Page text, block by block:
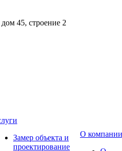
45, строение 2
Замер объекта и
проектирование
О компании